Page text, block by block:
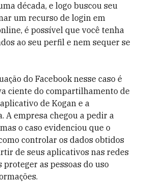
década, e logo buscou seu
um recurso de login em
é possível que você tenha
ao seu perfil e nem sequer se
do Facebook nesse caso é
ciente do compartilhamento de
de Kogan e a
A empresa chegou a pedir a
o caso evidenciou que o
controlar os dados obtidos
de seus aplicativos nas redes
as pessoas do uso